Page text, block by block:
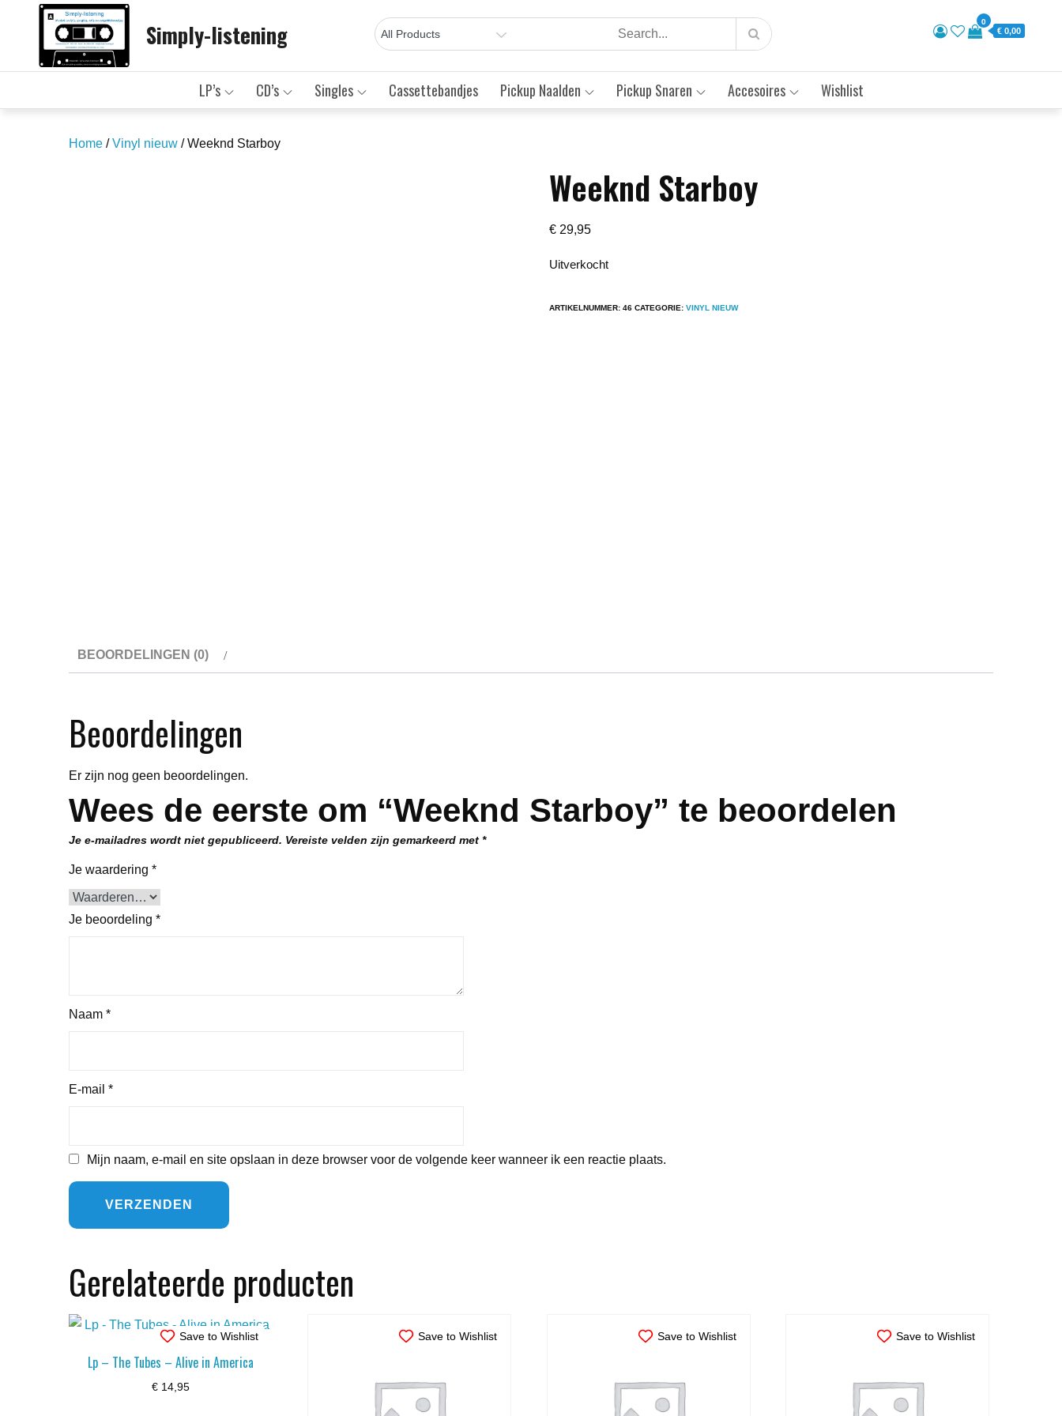
Simply-listening 0
€ 0,00
LP’s CD’s Singles Cassettebandjes Pickup Naalden Pickup Snaren Accesoires Wishlist
Home /Vinyl nieuw / Weeknd Starboy
Weeknd Starboy
€ 29,95
Uitverkocht
ARTIKELNUMMER:46 CATEGORIE:VINYL NIEUW
BEOORDELINGEN (0)
Beoordelingen
Er zijn nog geen beoordelingen.
Wees de eerste om “Weeknd Starboy” te beoordelen
Je e-mailadres wordt niet gepubliceerd. Vereiste velden zijn gemarkeerd met *
Je waardering *
Je beoordeling *
Naam *
E-mail *
Mijn naam, e-mail en site opslaan in deze browser voor de volgende keer wanneer ik een reactie plaats.
Gerelateerde producten
Save to Wishlist
Lp – The Tubes – Alive in America
€14,95
Save to Wishlist Save to Wishlist Save to Wishlist